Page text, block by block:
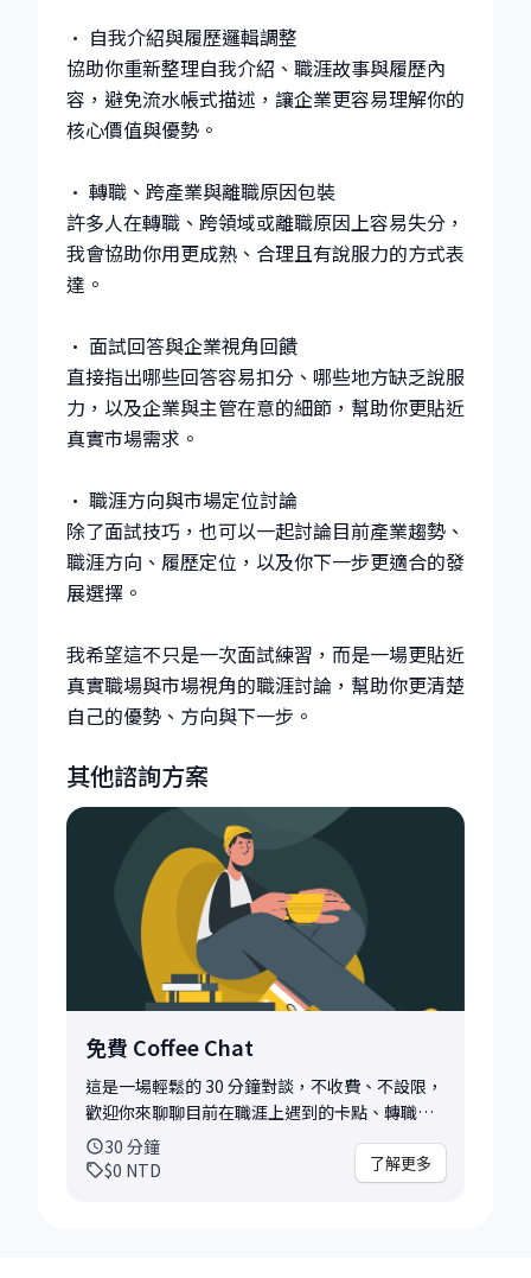
• 自我介紹與履歷邏輯調整
協助你重新整理自我介紹、職涯故事與履歷內
容，避免流水帳式描述，讓企業更容易理解你的
核心價值與優勢。
• 轉職、跨產業與離職原因包裝
許多人在轉職、跨領域或離職原因上容易失分，
我會協助你用更成熟、合理且有說服力的方式表
達。
• 面試回答與企業視角回饋
直接指出哪些回答容易扣分、哪些地方缺乏說服
力，以及企業與主管在意的細節，幫助你更貼近
真實市場需求。
• 職涯方向與市場定位討論
除了面試技巧，也可以一起討論目前產業趨勢、
職涯方向、履歷定位，以及你下一步更適合的發
展選擇。
我希望這不只是一次面試練習，而是一場更貼近
真實職場與市場視角的職涯討論，幫助你更清楚
自己的優勢、方向與下一步。
其他諮詢方案
免費 Coffee Chat
這是一場輕鬆的 30 分鐘對談，不收費、不設限，
歡迎你來聊聊目前在職涯上遇到的卡點、轉職上
的猶豫，或任何讓你感到不確定的想法。 無論你
只是單純想聽聽不同的觀點，還是希望從對談中
釐清思緒、獲得一些方向，這都會是一個不錯的
30 分鐘
$0 NTD 了解更多